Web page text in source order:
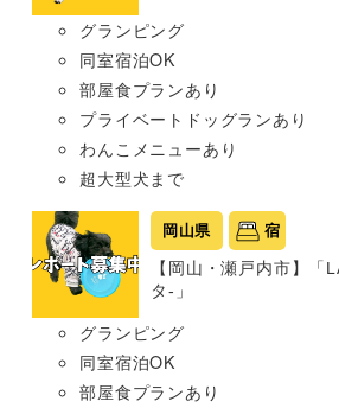
グランピング
同室宿泊OK
部屋食プランあり
プライベートドッグランあり
わんこメニューあり
超大型犬まで
岡山県 宿
【岡山・瀬戸内市】「
タ-」
グランピング
同室宿泊OK
部屋食プランあり